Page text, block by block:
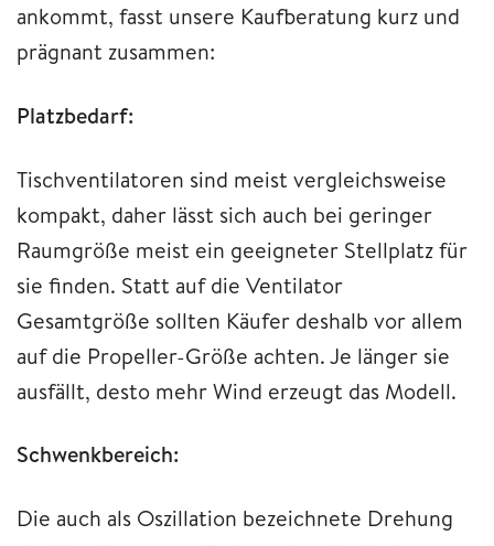
ankommt, fasst unsere Kaufberatung kurz und
prägnant zusammen:
Platzbedarf:
Tischventilatoren sind meist vergleichsweise
kompakt, daher lässt sich auch bei geringer
Raumgröße meist ein geeigneter Stellplatz für
sie finden. Statt auf die Ventilator
Gesamtgröße sollten Käufer deshalb vor allem
auf die Propeller-Größe achten. Je länger sie
ausfällt, desto mehr Wind erzeugt das Modell.
Schwenkbereich:
Die auch als Oszillation bezeichnete Drehung